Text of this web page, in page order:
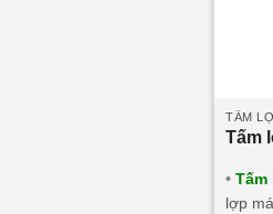
TẤM
Tấm
• Tấm
lợp